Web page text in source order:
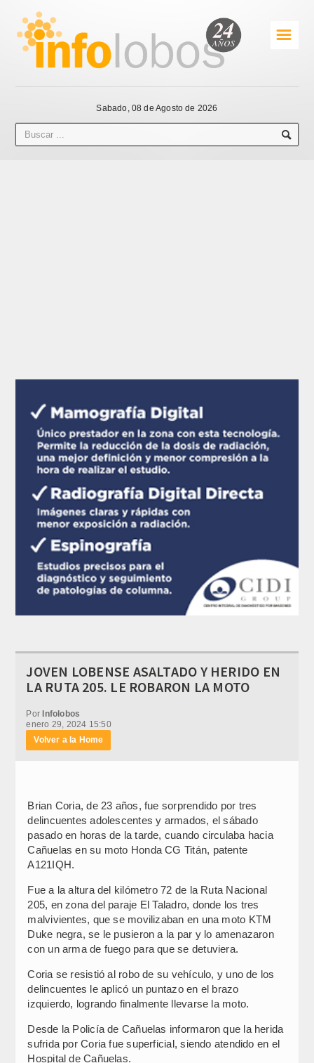
☰
Sabado, 08 de Agosto de 2026
JOVEN LOBENSE ASALTADO Y HERIDO EN
LA RUTA 205. LE ROBARON LA MOTO
PorInfolobos
enero 29, 2024 15:50
Volver a la Home
Brian Coria, de 23 años, fue sorprendido por tres
delincuentes adolescentes y armados, el sábado
pasado en horas de la tarde, cuando circulaba hacia
Cañuelas en su moto Honda CG Titán, patente
A121IQH.
Fue a la altura del kilómetro 72 de la Ruta Nacional
205, en zona del paraje El Taladro, donde los tres
malvivientes, que se movilizaban en una moto KTM
Duke negra, se le pusieron a la par y lo amenazaron
con un arma de fuego para que se detuviera.
Coria se resistió al robo de su vehículo, y uno de los
delincuentes le aplicó un puntazo en el brazo
izquierdo, logrando finalmente llevarse la moto.
Desde la Policía de Cañuelas informaron que la herida
sufrida por Coria fue superficial, siendo atendido en el
Hospital de Cañuelas.